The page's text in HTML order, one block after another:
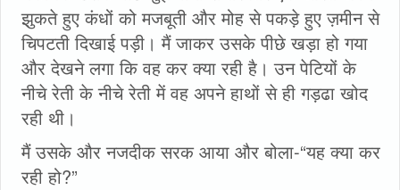
झुकते हुए कंधों को मजबूती और मोह से पकड़े हुए ज़मीन से
चिपटती दिखाई पड़ी। मैं जाकर उसके पीछे खड़ा हो गया
और देखने लगा कि वह कर क्या रही है। उन पेटियों के
नीचे रेती के नीचे रेती में वह अपने हाथों से ही गड़ढा खोद
रही थी।
मैं उसके और नजदीक सरक आया और बोला-“यह क्या कर
रही हो?”